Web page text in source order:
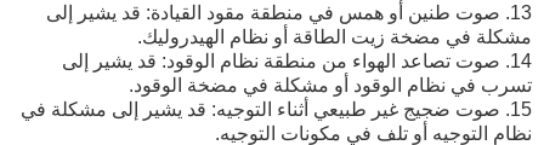
13. صوت طنين أو همس في منطقة مقود القيادة: قد يشير إلى
مشكلة في مضخة زيت الطاقة أو نظام الهيدروليك.
14. صوت تصاعد الهواء من منطقة نظام الوقود: قد يشير إلى
تسرب في نظام الوقود أو مشكلة في مضخة الوقود.
15. صوت ضجيج غير طبيعي أثناء التوجيه: قد يشير إلى مشكلة في
نظام التوجيه أو تلف في مكونات التوجيه.